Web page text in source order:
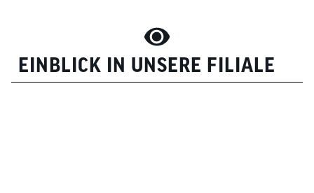
EINBLICK IN UNSERE FILIALE